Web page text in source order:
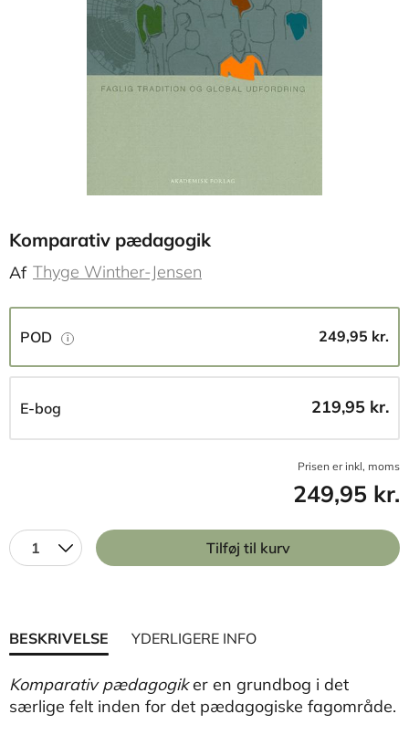
Komparativ pædagogik
Af Thyge Winther-Jensen
POD 249,95 kr.
E-bog 219,95 kr.
Prisen er inkl, moms
249,95 kr.
1 Tilføj til kurv
BESKRIVELSE YDERLIGERE INFO
Komparativ pædagogiker en grundbog i det
særlige felt inden for det pædagogiske fagområde.